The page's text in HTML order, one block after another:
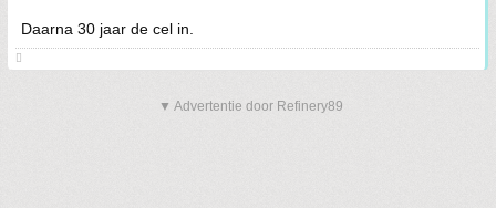
Daarna 30 jaar de cel in.

▼ Advertentie door Refinery89